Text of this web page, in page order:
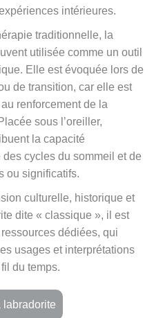
intérieures.
traditionnelle, la
utilisée comme un outil
Elle est évoquée lors de
de transition, car elle est
renforcement de la
sous l’oreiller,
la capacité
des cycles du sommeil et de
ou significatifs.
culturelle, historique et
dite « classique », il est
dédiées, qui
usages et interprétations
du temps.
labradorite